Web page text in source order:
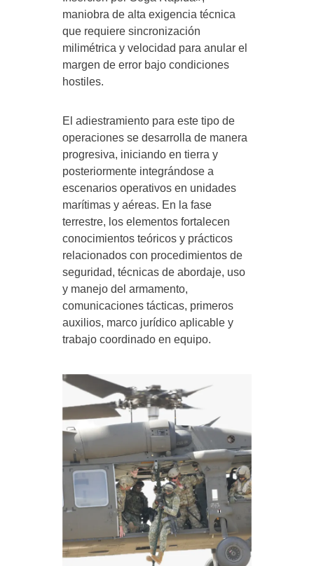
maniobra de alta exigencia técnica
que requiere sincronización
milimétrica y velocidad para anular el
margen de error bajo condiciones
hostiles.
El adiestramiento para este tipo de
operaciones se desarrolla de manera
progresiva, iniciando en tierra y
posteriormente integrándose a
escenarios operativos en unidades
marítimas y aéreas. En la fase
terrestre, los elementos fortalecen
conocimientos teóricos y prácticos
relacionados con procedimientos de
seguridad, técnicas de abordaje, uso
y manejo del armamento,
comunicaciones tácticas, primeros
auxilios, marco jurídico aplicable y
trabajo coordinado en equipo.